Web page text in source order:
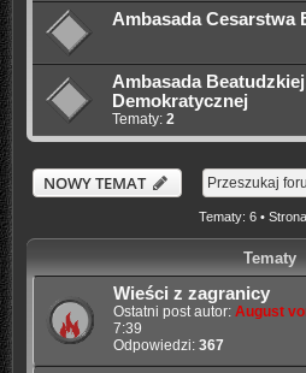
Ambasada Cesarstwa
Ambasada
Demokratycznej
Tematy: 2
NOWY TEMAT
Tematy: 6 •
Tematy
Wieści z zagranicy
Ostatni post autor: August
7:39
Odpowiedzi: 367